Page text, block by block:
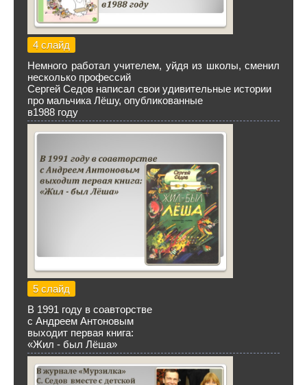
4 слайд
Немного работал учителем, уйдя из школы, сменил
несколько профессий
Сергей Седов написал свои удивительные истории
про мальчика Лёшу, опубликованные
в1988 году
5 слайд
В 1991 году в соавторстве
с Андреем Антоновым
выходит первая книга:
«Жил - был Лёша»